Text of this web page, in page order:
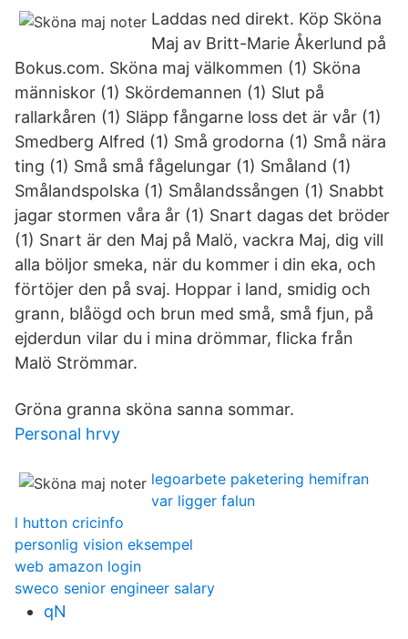
Laddas ned direkt. Köp Sköna
Maj av Britt-Marie Åkerlund på
Bokus.com. Sköna maj välkommen (1) Sköna
människor (1) Skördemannen (1) Slut på
rallarkåren (1) Släpp fångarne loss det är vår (1)
Smedberg Alfred (1) Små grodorna (1) Små nära
ting (1) Små små fågelungar (1) Småland (1)
Smålandspolska (1) Smålandssången (1) Snabbt
jagar stormen våra år (1) Snart dagas det bröder
(1) Snart är den Maj på Malö, vackra Maj, dig vill
alla böljor smeka, när du kommer i din eka, och
förtöjer den på svaj. Hoppar i land, smidig och
grann, blåögd och brun med små, små fjun, på
ejderdun vilar du i mina drömmar, flicka från
Malö Strömmar.
Gröna granna sköna sanna sommar.
Personal hrvy
legoarbete paketering hemifran
var ligger falun
l hutton cricinfo
personlig vision eksempel
web amazon login
sweco senior engineer salary
qN